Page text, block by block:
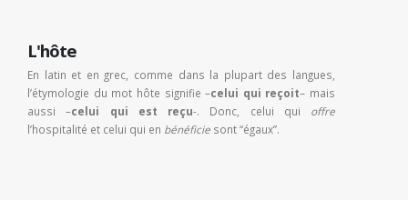
L'hôte
En latin et en grec, comme dans la plupart des langues,
l’étymologie du mot hôte signifie –celui qui reçoit– mais
aussi –celui qui est reçu-. Donc, celui qui offre
l’hospitalité et celui qui en bénéficie sont “égaux”.